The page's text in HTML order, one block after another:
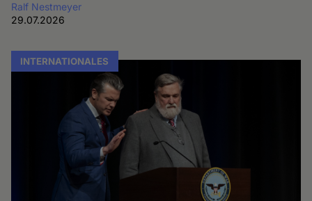
Ralf Nestmeyer
29.07.2026
INTERNATIONALES